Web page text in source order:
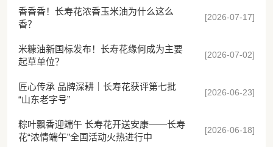
香香香！长寿花浓香玉米油为什么这么
香？
[2026-07-17]
米糠油新国标发布！长寿花缘何成为主要
起草单位？
[2026-07-02]
匠心传承 品牌深耕｜长寿花获评第七批
“山东老字号”
[2026-06-23]
粽叶飘香迎端午 长寿花开送安康——长寿
花“浓情端午”全国活动火热进行中
[2026-06-18]